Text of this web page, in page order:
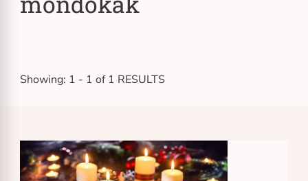
Showing: 1 - 1 of 1 RESULTS